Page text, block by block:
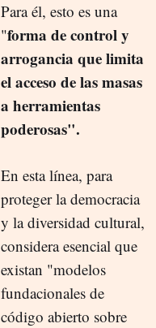
Para él, esto es una
"forma de control y
arrogancia que limita
el acceso de las masas
a herramientas
poderosas".
En esta línea, para
proteger la democracia
y la diversidad cultural,
considera esencial que
existan "modelos
fundacionales de
código abierto sobre